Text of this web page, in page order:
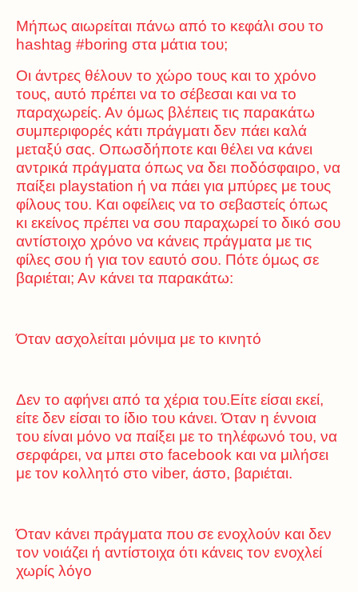
Μήπως αιωρείται πάνω από το κεφάλι σου το
hashtag #boring στα μάτια του;
Oι άντρες θέλουν το χώρο τους και το χρόνο
τους, αυτό πρέπει να το σέβεσαι και να το
παραχωρείς. Αν όμως βλέπεις τις παρακάτω
συμπεριφορές κάτι πράγματι δεν πάει καλά
μεταξύ σας. Οπωσδήποτε και θέλει να κάνει
αντρικά πράγματα όπως να δει ποδόσφαιρο, να
παίξει playstation ή να πάει για μπύρες με τους
φίλους του. Και οφείλεις να το σεβαστείς όπως
κι εκείνος πρέπει να σου παραχωρεί το δικό σου
αντίστοιχο χρόνο να κάνεις πράγματα με τις
φίλες σου ή για τον εαυτό σου. Πότε όμως σε
βαριέται; Αν κάνει τα παρακάτω:
Όταν ασχολείται μόνιμα με το κινητό
Δεν το αφήνει από τα χέρια του.Είτε είσαι εκεί,
είτε δεν είσαι το ίδιο του κάνει. Όταν η έννοια
του είναι μόνο να παίξει με το τηλέφωνό του, να
σερφάρει, να μπει στο facebook και να μιλήσει
με τον κολλητό στο viber, άστο, βαριέται.
Όταν κάνει πράγματα που σε ενοχλούν και δεν
τον νοιάζει ή αντίστοιχα ότι κάνεις τον ενοχλεί
χωρίς λόγο